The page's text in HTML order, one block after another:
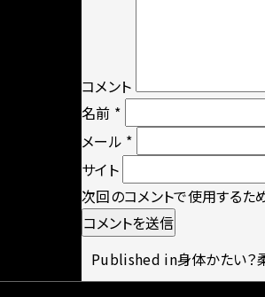
コメント
名前 *
メール *
サイト
次回のコメントで使用するた
投
Published in身体かたい？